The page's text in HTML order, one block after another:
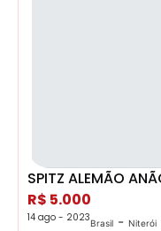
SPITZ ALEMÃO
R$ 5.000
14 ago - 2023Brasil - Niterói